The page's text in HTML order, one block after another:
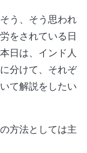
う、そう思われ
をされている日
日は、インド人
分けて、それぞ
て解説をしたい
方法としては主